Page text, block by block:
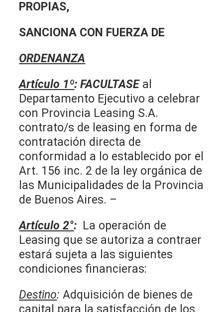
PROPIAS,
SANCIONA CON FUERZA DE
ORDENANZA
Artículo 1º: FACULTASEal
Departamento Ejecutivo a celebrar
con Provincia Leasing S.A.
contrato/s de leasing en forma de
contratación directa de
conformidad a lo establecido por el
Art. 156 inc. 2 de la ley orgánica de
las Municipalidades de la Provincia
de Buenos Aires. –
Artículo 2°: La operación de
Leasing que se autoriza a contraer
estará sujeta a las siguientes
condiciones financieras:
Destino: Adquisición de bienes de
capital para la satisfacción de los